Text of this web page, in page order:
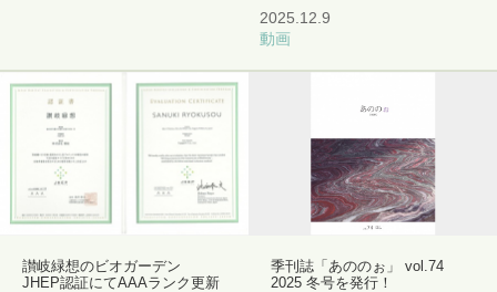
2025.12.9
動画
讃岐緑想のビオガーデン
JHEP認証にてAAAランク更新
季刊誌「あののぉ」 vol.74
2025 冬号を発行！